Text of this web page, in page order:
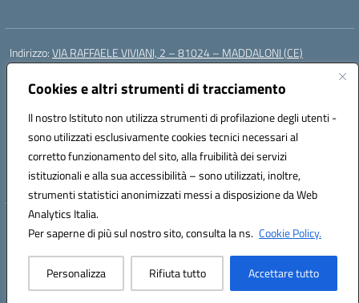
Cookies e altri strumenti di tracciamento
Il nostro Istituto non utilizza strumenti di profilazione degli utenti -
sono utilizzati esclusivamente cookies tecnici necessari al
corretto funzionamento del sito, alla fruibilità dei servizi
istituzionali e alla sua accessibilità – sono utilizzati, inoltre,
strumenti statistici anonimizzati messi a disposizione da Web
Analytics Italia.
Per saperne di più sul nostro sito, consulta la ns. Cookie Policy.
Personalizza Rifiuta tutto Accettare tutto
Indirizzo:VIA RAFFAELE VIVIANI, 2 – 81024 – MADDALONI (CE)
Centralino:
Posta elettronica certificata (PEC):ceic8av00r@pec.istruzione.it
Codice fiscale: 93086020612
Codice meccanografico:CEIC8AV00R
Codice Indice delle Pubbliche Amministrazioni (IPA): icamm
Codice unico di fatturazione (CUF): UF8WE6
Hosting & Powered by 3D Solution S.r.l.
Concept & Design by Designers Italia